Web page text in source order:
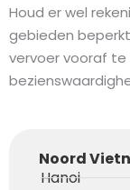
Noord
Hanoi
Houd er wel
gebieden
vervoer vooraf te